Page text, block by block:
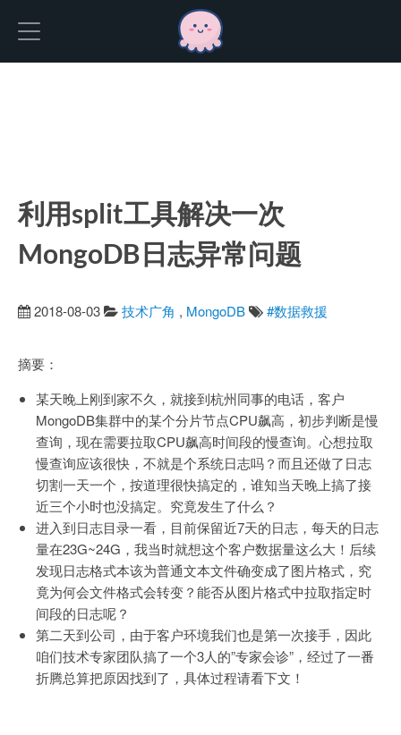
利用split工具解决一次
MongoDB日志异常问题
2018-08-03 技术广角 , MongoDB #数据救援
摘要：
某天晚上刚到家不久，就接到杭州同事的电话，客户
MongoDB集群中的某个分片节点CPU飙高，初步判断是慢
查询，现在需要拉取CPU飙高时间段的慢查询。心想拉取
慢查询应该很快，不就是个系统日志吗？而且还做了日志
切割一天一个，按道理很快搞定的，谁知当天晚上搞了接
近三个小时也没搞定。究竟发生了什么？
进入到日志目录一看，目前保留近7天的日志，每天的日志
量在23G~24G，我当时就想这个客户数据量这么大！后续
发现日志格式本该为普通文本文件确变成了图片格式，究
竟为何会文件格式会转变？能否从图片格式中拉取指定时
间段的日志呢？
第二天到公司，由于客户环境我们也是第一次接手，因此
咱们技术专家团队搞了一个3人的”专家会诊”，经过了一番
折腾总算把原因找到了，具体过程请看下文！